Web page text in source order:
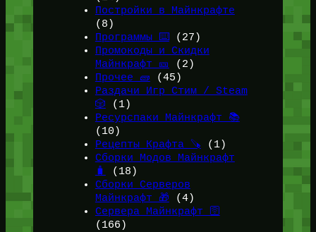
Постройки в Майнкрафте
(8)
Программы ⌨️(27)
Промокоды и Скидки
Майнкрафт 🎫
(2)
Прочее 🧱 (45)
Раздачи Игр Стим / Steam
🎲 (1)
Ресурспаки Майнкрафт 📚
(10)
Рецепты Крафта 🪚 (1)
Сборки Модов Майнкрафт
🧳
(18)
Сборки Серверов
Майнкрафт 🎁 (4)
Сервера Майнкрафт 🛜
(166)